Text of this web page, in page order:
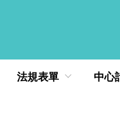
法規表單 中心